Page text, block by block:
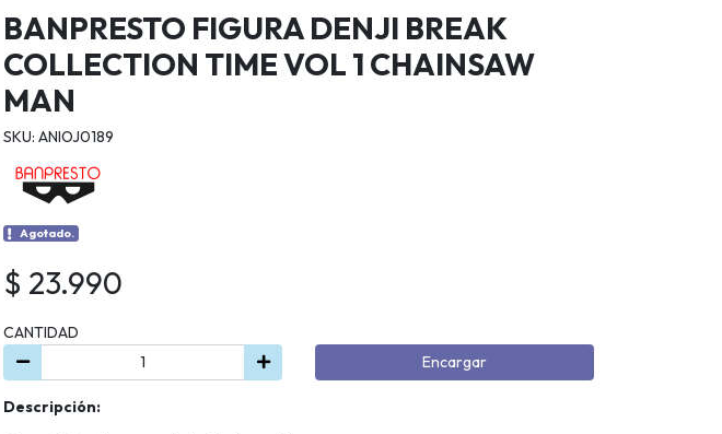
BANPRESTO FIGURA DENJI BREAK
COLLECTION TIME VOL 1 CHAINSAW
MAN
SKU: ANIOJ0189
Agotado.
$ 23.990
CANTIDAD
Encargar
Descripción: